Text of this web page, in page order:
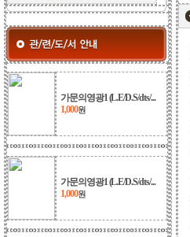
가문의영광1 (L.E/D.S/dts/...
1,000원
가문의영광1 (L.E/D.S/dts/...
1,000원